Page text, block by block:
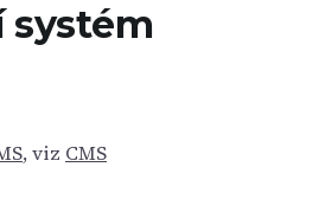
systém
, viz CMS